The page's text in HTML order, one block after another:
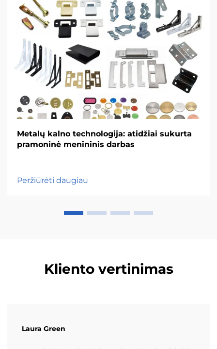
Metalų kalno technologija: atidžiai sukurta
pramoninė menininis darbas
Peržiūrėti daugiau
Kliento vertinimas
Laura Green